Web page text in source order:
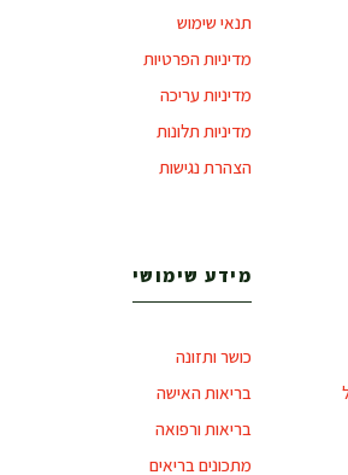
תנאי שימוש
מדיניות הפרטיות
מדיניות עריכה
מדיניות תלונות
הצהרת נגישות
מידע שימושי
כושר ותזונה
בריאות האישה
בריאות ורפואה
מתכונים בריאים